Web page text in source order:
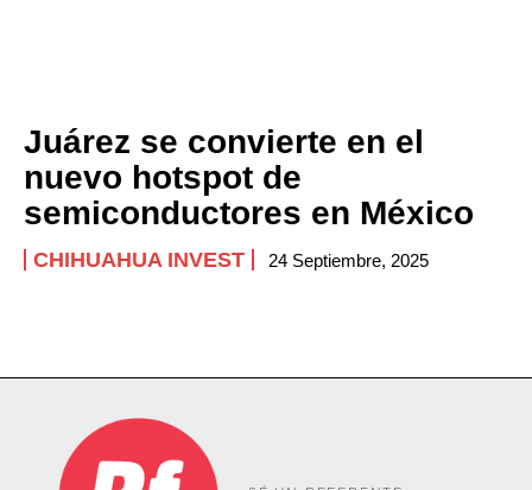
Juárez se convierte en el
nuevo hotspot de
semiconductores en México
CHIHUAHUA INVEST 24 Septiembre, 2025